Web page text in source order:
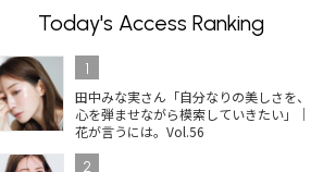
Today's Access Ranking
1
田中みな実さん「自分なりの美しさを、
心を弾ませながら模索していきたい」｜
花が言うには。Vol.56
2